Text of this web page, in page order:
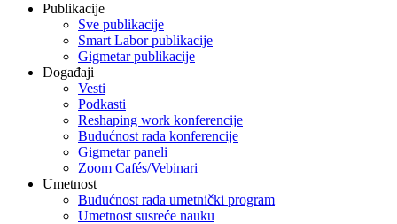
Publikacije
Sve publikacije
Smart Labor publikacije
Gigmetar publikacije
Događaji
Vesti
Podkasti
Reshaping work konferencije
Budućnost rada konferencije
Gigmetar paneli
Zoom Cafés/Vebinari
Umetnost
Budućnost rada umetnički program
Umetnost susreće nauku